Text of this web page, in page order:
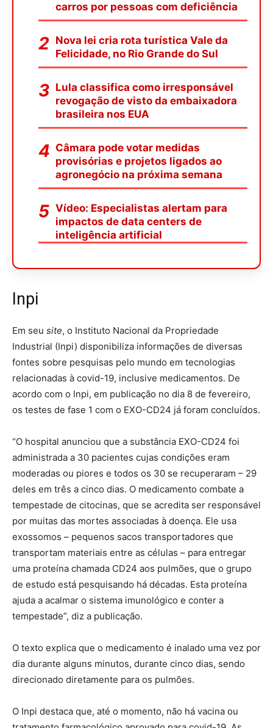
carros por pessoas com deficiência
Nova lei cria rota turística Vale da
Felicidade, no Rio Grande do Sul
Lula classifica como irresponsável
revogação de visto da embaixadora
brasileira nos EUA
Câmara pode votar medidas
provisórias e projetos ligados ao
agronegócio na próxima semana
Vídeo: Especialistas alertam para
impactos de data centers de
inteligência artificial
Inpi
Em seu site, o Instituto Nacional da Propriedade
Industrial (Inpi) disponibiliza informações de diversas
fontes sobre pesquisas pelo mundo em tecnologias
relacionadas à covid-19, inclusive medicamentos. De
acordo com o Inpi, em publicação no dia 8 de fevereiro,
os testes de fase 1 com o EXO-CD24 já foram concluídos.
“O hospital anunciou que a substância EXO-CD24 foi
administrada a 30 pacientes cujas condições eram
moderadas ou piores e todos os 30 se recuperaram – 29
deles em três a cinco dias. O medicamento combate a
tempestade de citocinas, que se acredita ser responsável
por muitas das mortes associadas à doença. Ele usa
exossomos – pequenos sacos transportadores que
transportam materiais entre as células – para entregar
uma proteína chamada CD24 aos pulmões, que o grupo
de estudo está pesquisando há décadas. Esta proteína
ajuda a acalmar o sistema imunológico e conter a
tempestade”, diz a publicação.
O texto explica que o medicamento é inalado uma vez por
dia durante alguns minutos, durante cinco dias, sendo
direcionado diretamente para os pulmões.
O Inpi destaca que, até o momento, não há vacina ou